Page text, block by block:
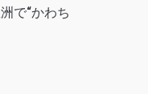
で“かわち